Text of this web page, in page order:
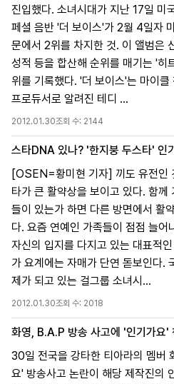
진입했다. 소녀시대가 지난 17일 미
페셜 음반 '더 보이스'가 2월 4일자
문에서 2위를 차지한 것. 이 앨범은
성적 등을 합산해 순위를 매기는 '히
위를 기록했다. '더 보이스'는 마이
프로듀서로 알려진 테디 ...
2012.01.30조회 수: 2144
스타DNA 있나? '한지붕 두스타' 인
[OSEN=황미현 기자] 끼도 유전인
타가 큰 활약상을 보이고 있다. 함께
들이 있는가 하면 다른 방면에서 활
다. 요즘 연예인 가족들이 점점 늘어
자신의 입지를 다지고 있는 대표적
가 요계에는 자매가 단연 돋보인다.
제가 되고 있는 걸그룹 소녀시...
2012.01.30조회 수: 2018
화영, B.A.P 방송 사고에 '인기가요'
30일 전국을 강타한 티아라의 멤버
요' 방송사고 논란이 해당 제작진의